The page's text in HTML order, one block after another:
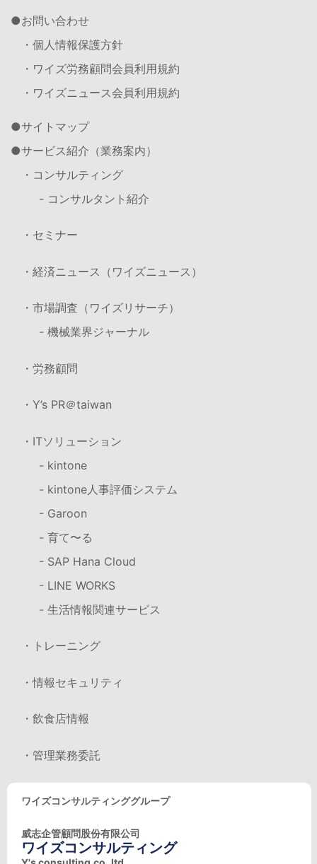
お問い合わせ
・個人情報保護方針
・ワイズ労務顧問会員利用規約
・ワイズニュース会員利用規約
サイトマップ
サービス紹介（業務案内）
・コンサルティング
- コンサルタント紹介
・セミナー
・経済ニュース（ワイズニュース）
・市場調査（ワイズリサーチ）
- 機械業界ジャーナル
・労務顧問
・Y’s PR＠taiwan
・ITソリューション
- kintone
- kintone人事評価システム
- Garoon
- 育て〜る
- SAP Hana Cloud
- LINE WORKS
- 生活情報関連サービス
・トレーニング
・情報セキュリティ
・飲食店情報
・管理業務委託
ワイズコンサルティンググループ
威志企管顧問股份有限公司
ワイズコンサルティング